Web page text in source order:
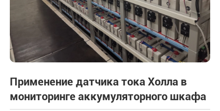
Применение датчика тока Холла в
мониторинге аккумуляторного шкафа